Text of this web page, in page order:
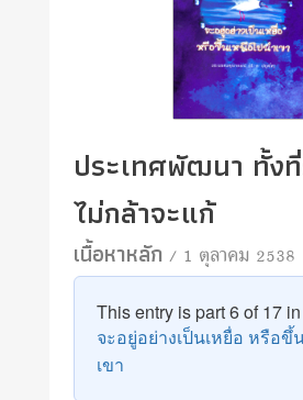
ประเทศพัฒนา ทั้ง
ไม่กล้าจะแก้
เนื้อหาหลัก/ 1 ตุลาคม 2538
This entry is part 6 of 17
จะอยู่อย่างเป็นเหยื่อ หรือขึ้
เขา